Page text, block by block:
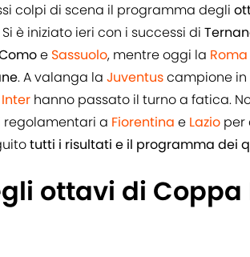
colpi di scena il programma degli
Si è iniziato ieri con i successi di
e Sassuolo, mentre oggi la Roma
. A valanga la Juventuscampione
Inter hanno passato il turno a fatica.
a Fiorentina e Lazio per
tutti i risultati e il programma dei
ottavi di Coppa